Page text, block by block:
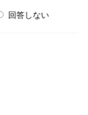
回答しない